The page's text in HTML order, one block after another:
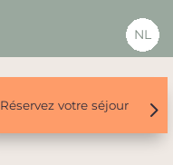
NL
Réservez votre séjour